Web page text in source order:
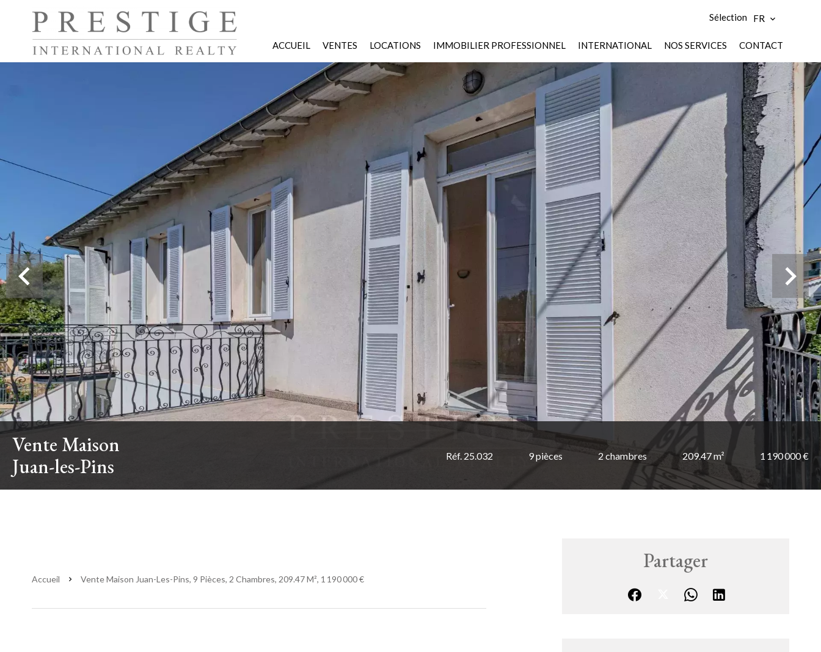
Sélection FR
ACCUEIL VENTES LOCATIONS IMMOBILIER PROFESSIONNEL INTERNATIONAL NOS SERVICES CONTACT
Vente Maison
Juan-les-Pins
Réf. 25.032 9 pièces 2 chambres 209.47 m² 1 190 000 €
Accueil Vente Maison Juan-Les-Pins, 9 Pièces, 2 Chambres, 209.47 M², 1 190 000 €
Partager